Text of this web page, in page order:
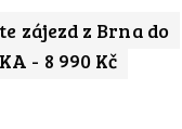
zájezd z Brna do
- 8 990 Kč